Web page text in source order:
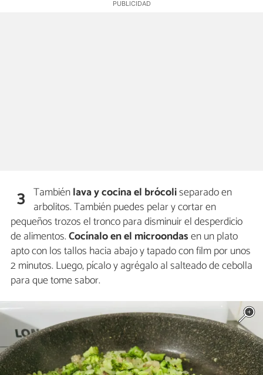
3 Tambiénlava y cocina el brócoliseparado en
arbolitos. También puedes pelar y cortar en
pequeños trozos el tronco para disminuir el desperdicio
de alimentos.Cocínalo en el microondasen un plato
apto con los tallos hacia abajo y tapado con film por unos
2 minutos. Luego, pícalo y agrégalo al salteado de cebolla
para que tome sabor.